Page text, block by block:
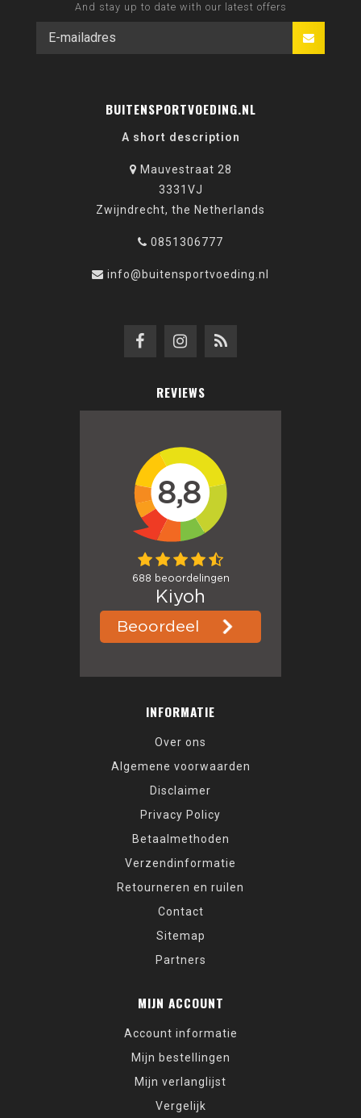
And stay up to date with our latest offers
BUITENSPORTVOEDING.NL
A short description
Mauvestraat 28
3331VJ
Zwijndrecht, the Netherlands
0851306777
info@buitensportvoeding.nl
REVIEWS
INFORMATIE
Over ons
Algemene voorwaarden
Disclaimer
Privacy Policy
Betaalmethoden
Verzendinformatie
Retourneren en ruilen
Contact
Sitemap
Partners
MIJN ACCOUNT
Account informatie
Mijn bestellingen
Mijn verlanglijst
Vergelijk